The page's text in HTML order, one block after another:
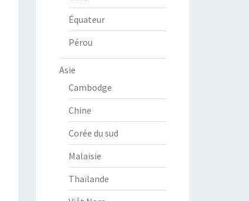
Équateur
Pérou
Asie
Cambodge
Chine
Corée du sud
Malaisie
Thaïlande